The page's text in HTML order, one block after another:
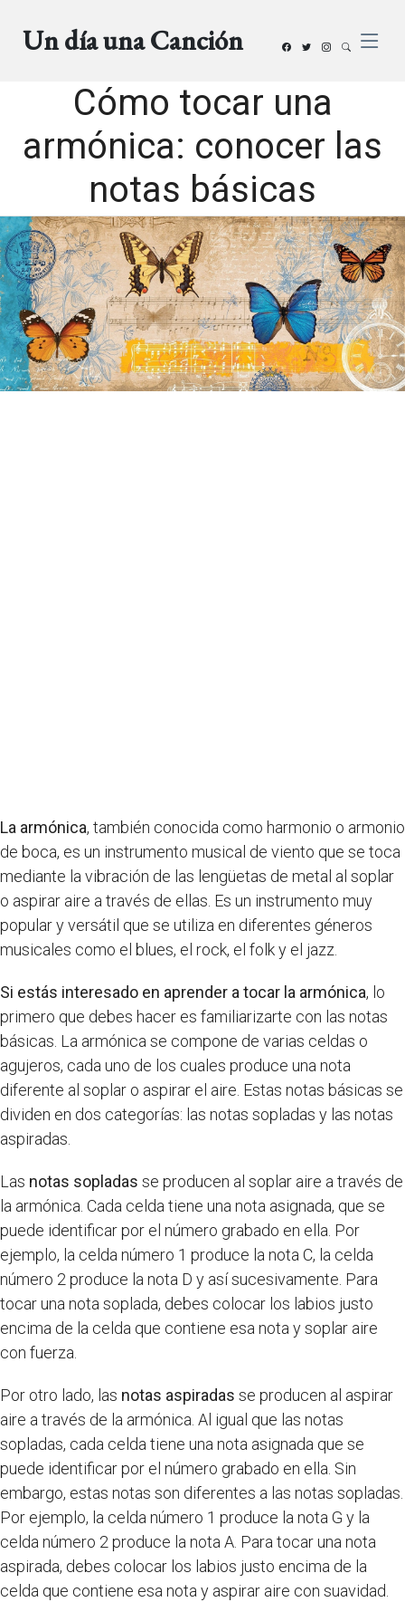
Un día una Canción
Cómo tocar una
armónica: conocer las
notas básicas
La armónica, también conocida como harmonio o armonio
de boca, es un instrumento musical de viento que se toca
mediante la vibración de las lengüetas de metal al soplar
o aspirar aire a través de ellas. Es un instrumento muy
popular y versátil que se utiliza en diferentes géneros
musicales como el blues, el rock, el folk y el jazz.
Si estás interesado en aprender a tocar la armónica, lo
primero que debes hacer es familiarizarte con las notas
básicas. La armónica se compone de varias celdas o
agujeros, cada uno de los cuales produce una nota
diferente al soplar o aspirar el aire. Estas notas básicas se
dividen en dos categorías: las notas sopladas y las notas
aspiradas.
Las notas sopladas se producen al soplar aire a través de
la armónica. Cada celda tiene una nota asignada, que se
puede identificar por el número grabado en ella. Por
ejemplo, la celda número 1 produce la nota C, la celda
número 2 produce la nota D y así sucesivamente. Para
tocar una nota soplada, debes colocar los labios justo
encima de la celda que contiene esa nota y soplar aire
con fuerza.
Por otro lado, las notas aspiradas se producen al aspirar
aire a través de la armónica. Al igual que las notas
sopladas, cada celda tiene una nota asignada que se
puede identificar por el número grabado en ella. Sin
embargo, estas notas son diferentes a las notas sopladas.
Por ejemplo, la celda número 1 produce la nota G y la
celda número 2 produce la nota A. Para tocar una nota
aspirada, debes colocar los labios justo encima de la
celda que contiene esa nota y aspirar aire con suavidad.